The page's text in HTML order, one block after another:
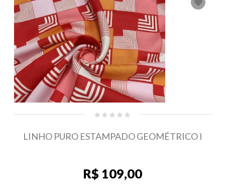
LINHO PURO ESTAMPADO GEOMÉTRICO I
R$ 109,00